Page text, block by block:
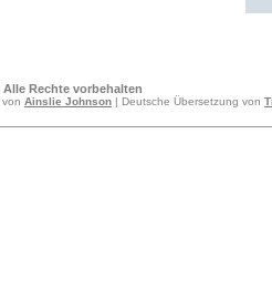
Rechte vorbehalten
von Ainslie Johnson | Deutsche Übersetzung von